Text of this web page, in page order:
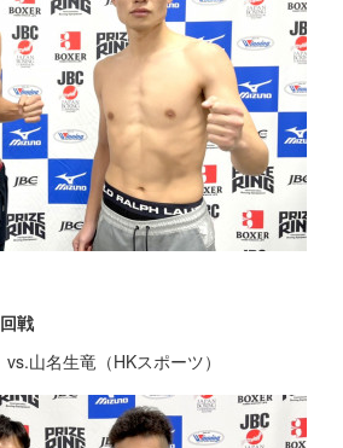
戦
山名生竜（HKスポーツ）